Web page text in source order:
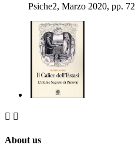
Psiche2, Marzo 2020, pp. 72
 
About us